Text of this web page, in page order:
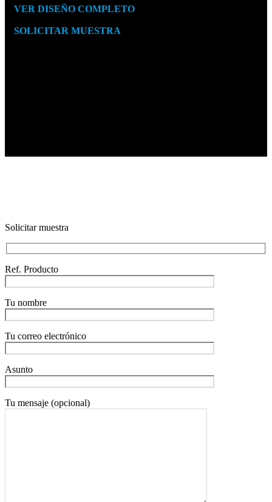
VER DISEÑO COMPLETO
SOLICITAR MUESTRA
Solicitar muestra
Ref. Producto
Tu nombre
Tu correo electrónico
Asunto
Tu mensaje (opcional)